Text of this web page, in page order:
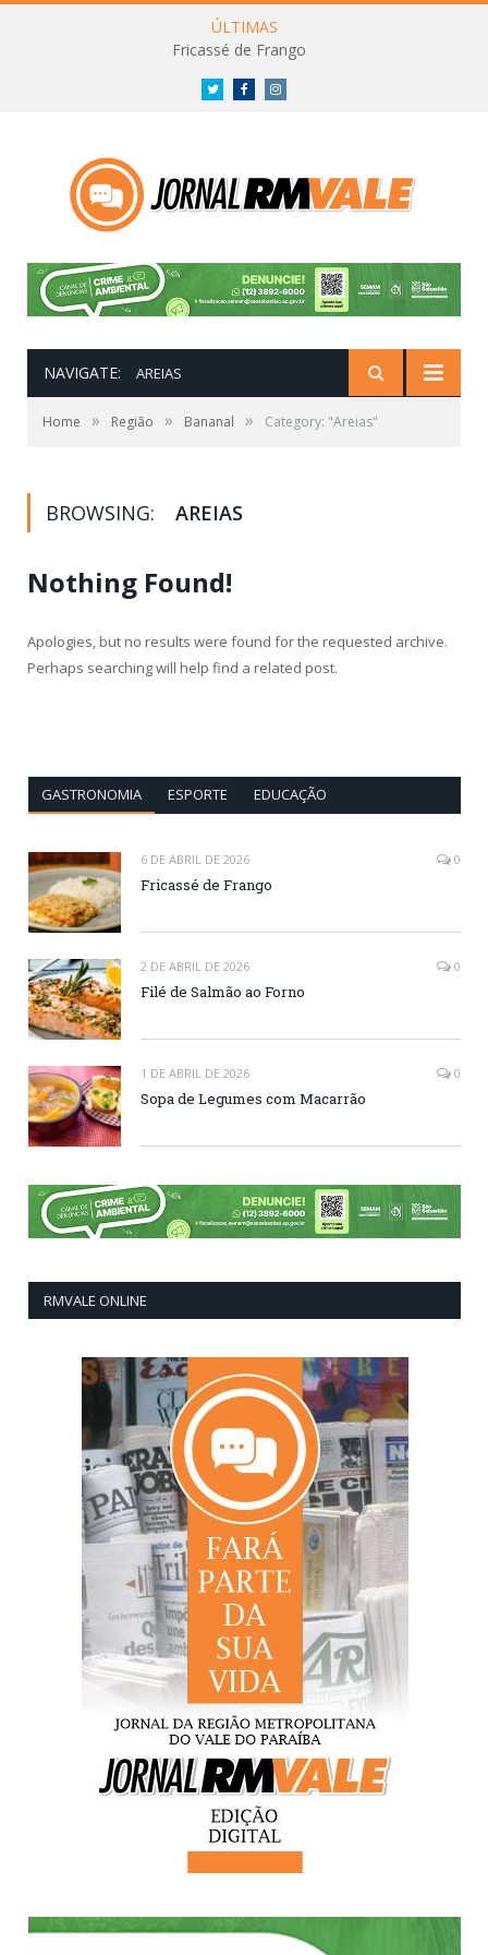
ÚLTIMAS
Fricassé de Frango
TwitterFacebookInstagram
NAVIGATE: AREIAS
Home » Região » Bananal » Category: "Areias"
BROWSING: AREIAS
Nothing Found!
Apologies, but no results were found for the requested archive.
Perhaps searching will help find a related post.
GASTRONOMIA ESPORTE EDUCAÇÃO
6 DE ABRIL DE 2026 0
Fricassé de Frango
2 DE ABRIL DE 2026 0
Filé de Salmão ao Forno
1 DE ABRIL DE 2026 0
Sopa de Legumes com Macarrão
RMVALE ONLINE